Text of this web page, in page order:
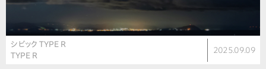
シビック TYPE R
TYPE R
2025.09.09